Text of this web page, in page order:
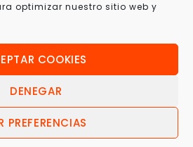
optimizar nuestro sitio web y
COOKIES
DENEGAR
PREFERENCIAS
Tecnología